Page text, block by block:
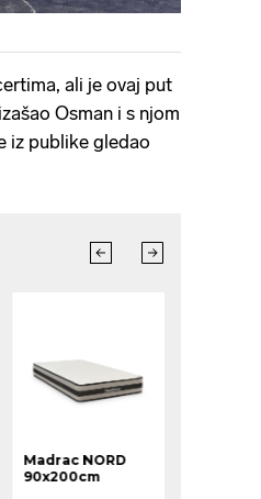
ali je ovaj put
Osman i s njom
iz publike gledao